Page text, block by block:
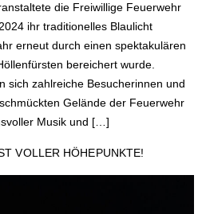
die Freiwillige Feuerwehr
ihr traditionelles Blaulicht
erneut durch einen spektakulären
bereichert wurde.
sich zahlreiche Besucherinnen und
Gelände der Feuerwehr
Musik und […]
VOLLER HÖHEPUNKTE!